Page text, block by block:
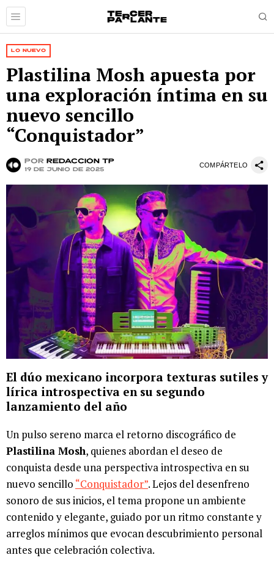
LO NUEVO
Plastilina Mosh apuesta por
una exploración íntima en su
nuevo sencillo
“Conquistador”
por Redacción TP
19 de junio de 2025
COMPÁRTELO
El dúo mexicano incorpora texturas sutiles y
lírica introspectiva en su segundo
lanzamiento del año
Un pulso sereno marca el retorno discográfico de
Plastilina Mosh, quienes abordan el deseo de
conquista desde una perspectiva introspectiva en su
nuevo sencillo “Conquistador”. Lejos del desenfreno
sonoro de sus inicios, el tema propone un ambiente
contenido y elegante, guiado por un ritmo constante y
arreglos mínimos que evocan descubrimiento personal
antes que celebración colectiva.